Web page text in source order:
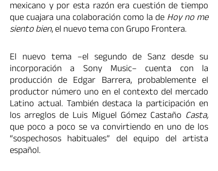
mexicano y por esta razón era cuestión de tiempo
que cuajara una colaboración como la deHoy no me
siento bien, el nuevo tema con Grupo Frontera.
El nuevo tema –el segundo de Sanz desde su
incorporación a Sony Music– cuenta con la
producción de Edgar Barrera, probablemente el
productor número uno en el contexto del mercado
Latino actual. También destaca la participación en
los arreglos de Luis Miguel Gómez Castaño Casta,
que poco a poco se va convirtiendo en uno de los
“sospechosos habituales” del equipo del artista
español.